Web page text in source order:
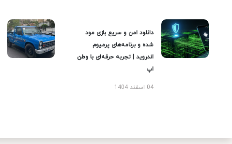
دانلود امن و سریع بازی مود
شده و برنامه‌های پرمیوم
اندروید | تجربه حرفه‌ای با وطن
اپ
04 اسفند 1404